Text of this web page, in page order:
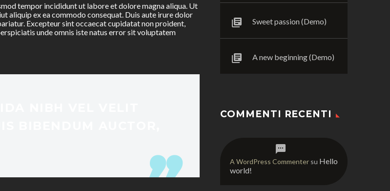
tempor incididunt ut labore et dolore magna aliqua. Ut
aliquip ex ea commodo consequat. Duis aute irure dolor
Excepteur sint occaecat cupidatat non proident,
unde omnis iste natus error sit voluptatem
Sweet passion (Demo)
A new beginning (Demo)
COMMENTI RECENTI
A WordPress Commenter su Hello
world!